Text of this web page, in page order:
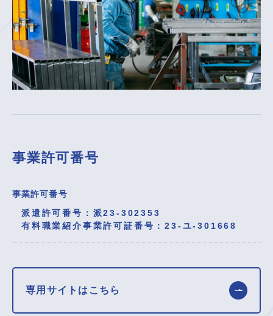
事業許可番号
事業許可番号
派遣許可番号：派23-302353
有料職業紹介事業許可証番号：23-ユ-301668
専用サイトはこちら